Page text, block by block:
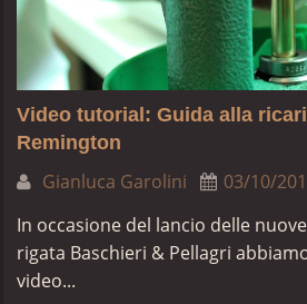
Video tutorial: Guida alla
Remington
Gianluca Garolini
03/10/
In occasione del lancio delle
rigata Baschieri & Pellagri
video...